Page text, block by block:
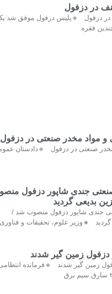
در دزفول
در دزفول 🔹پلیس دزفول موفق شد
و مواد مخدر صنعتی در دزفول
صنعتی در دزفول 🔹دادستان
جندی شاپور دزفول
بدیعی گردید
جندی شاپور دزفول منصوب شد /
🔸وزیر علوم، تحقیقات و فناوری
زمین گیر شدند
زمین گیر شدند 🔹فرمانده